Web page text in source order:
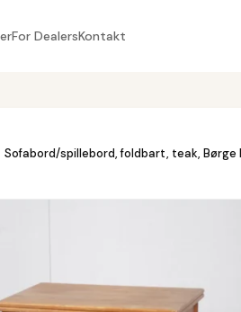
For DealersKontakt
Sofabord/spillebord, foldbart, teak, Børge